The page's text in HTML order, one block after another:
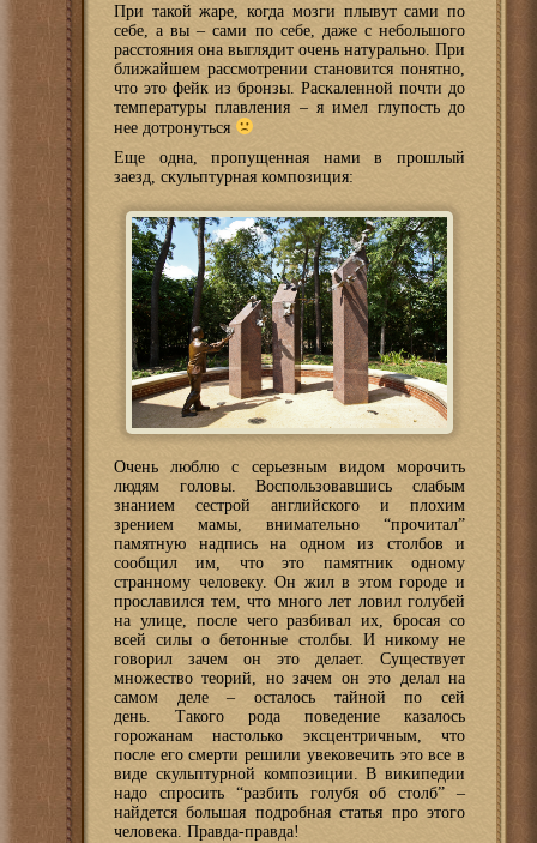
При такой жаре, когда мозги плывут сами по
себе, а вы – сами по себе, даже с небольшого
расстояния она выглядит очень натурально. При
ближайшем рассмотрении становится понятно,
что это фейк из бронзы. Раскаленной почти до
температуры плавления – я имел глупость до
нее дотронуться
Еще одна, пропущенная нами в прошлый
заезд, скульптурная композиция:
Очень люблю с серьезным видом морочить
людям головы. Воспользовавшись слабым
знанием сестрой английского и плохим
зрением мамы, внимательно “прочитал”
памятную надпись на одном из столбов и
сообщил им, что это памятник одному
странному человеку. Он жил в этом городе и
прославился тем, что много лет ловил голубей
на улице, после чего разбивал их, бросая со
всей силы о бетонные столбы. И никому не
говорил зачем он это делает. Существует
множество теорий, но зачем он это делал на
самом деле – осталось тайной по сей
день. Такого рода поведение казалось
горожанам настолько эксцентричным, что
после его смерти решили увековечить это все в
виде скульптурной композиции. В википедии
надо спросить “разбить голубя об столб” –
найдется большая подробная статья про этого
человека. Правда-правда!